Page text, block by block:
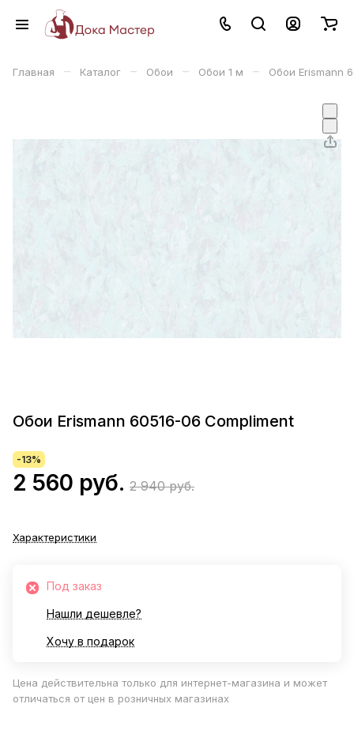
Главная – Каталог – Обои – Обои 1 м – Обои Erismann
Обои Erismann 60516-06 Compliment
-13%
2 560 руб. 2 940 руб.
Характеристики
Под заказ
Нашли дешевле?
Хочу в подарок
Цена действительна только для интернет-магазина и может
отличаться от цен в розничных магазинах